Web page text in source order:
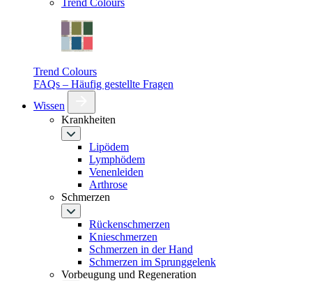
Trend Colours
Trend Colours
FAQs – Häufig gestellte Fragen
Wissen
Krankheiten
Lipödem
Lymphödem
Venenleiden
Arthrose
Schmerzen
Rückenschmerzen
Knieschmerzen
Schmerzen in der Hand
Schmerzen im Sprunggelenk
Vorbeugung und Regeneration